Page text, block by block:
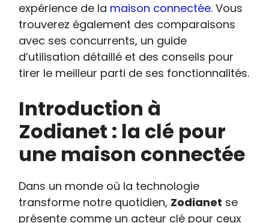
expérience de la maison connectée. Vous
trouverez également des comparaisons
avec ses concurrents, un guide
d’utilisation détaillé et des conseils pour
tirer le meilleur parti de ses fonctionnalités.
Introduction à
Zodianet : la clé pour
une maison connectée
Dans un monde où la technologie
transforme notre quotidien, Zodianet se
présente comme un acteur clé pour ceux